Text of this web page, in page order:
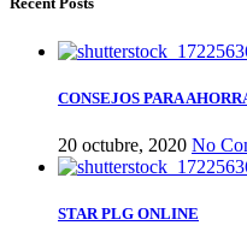
CONSEJOS PARA
20 octubre, 2020 No
STAR PLG ONLINE